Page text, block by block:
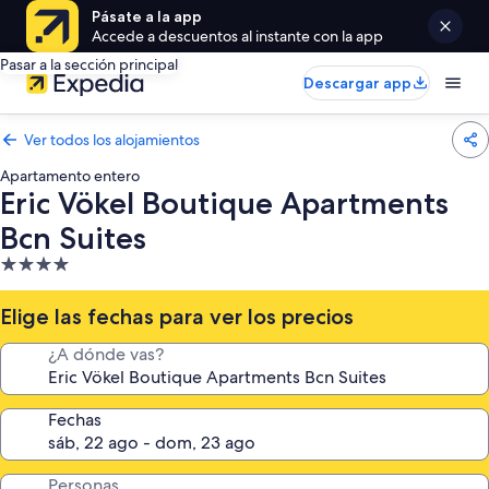
Pásate a la app
Accede a descuentos al instante con la app
Pasar a la sección principal
Descargar app
Ver todos los alojamientos
Apartamento entero
Eric Vökel Boutique Apartments
Bcn Suites
Alojamiento
de
4.0 estrellas
Elige las fechas para ver los precios
¿A dónde vas?
Fechas